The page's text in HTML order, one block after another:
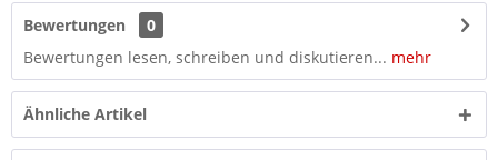
Bewertungen
0
Bewertungen lesen, schreiben und diskutieren... mehr
Ähnliche Artikel